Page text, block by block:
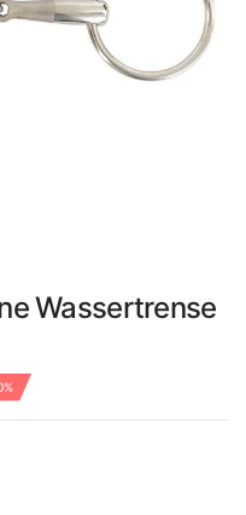
Wassertrense